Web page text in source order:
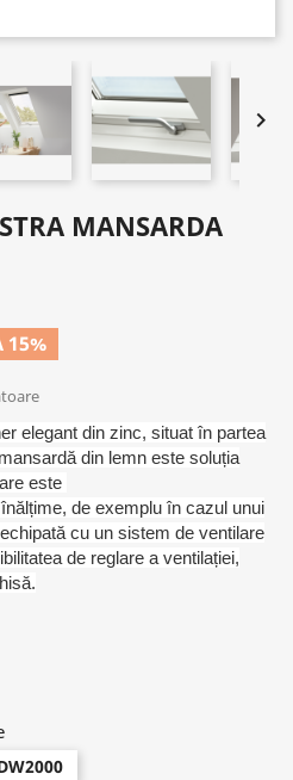

MANSARDA
15%
elegant din zinc, situat în partea
din lemn este soluția
este
de exemplu în cazul unui
cu un sistem de ventilare
de reglare a ventilației,